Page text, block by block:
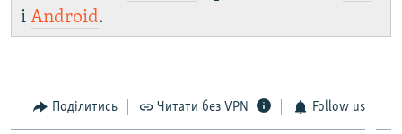
і Android.
Поділитись Читати без VPN Follow us